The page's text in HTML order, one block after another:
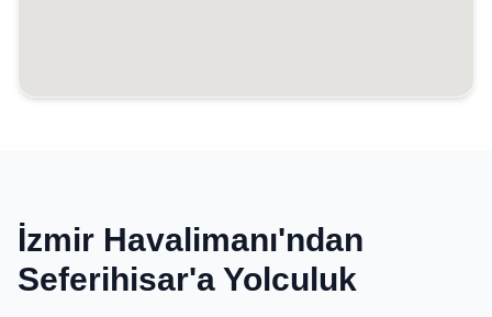
İzmir Havalimanı'ndan
Seferihisar'a Yolculuk